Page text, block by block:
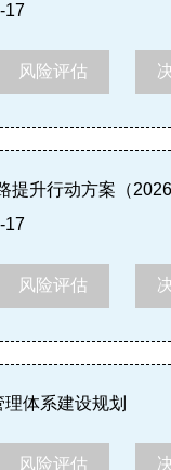
17
风险评估
提升行动方案（
17
风险评估
体系建设规划
风险评估